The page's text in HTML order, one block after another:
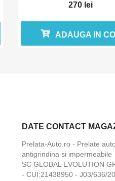
270 lei
ADAUGA IN
DATE CONTACT
Prelata-Auto.ro - Prelate auto
antigrindina si impermeabile
SC GLOBAL EVOLUTION
- CUI:21438950 - J03/636/